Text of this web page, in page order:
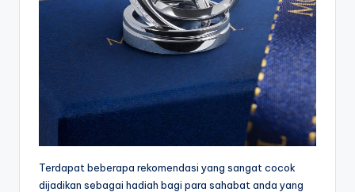
Terdapat beberapa rekomendasi yang sangat cocok
dijadikan sebagai hadiah bagi para sahabat anda yang